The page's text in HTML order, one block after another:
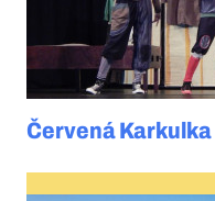
Červená Karkulka